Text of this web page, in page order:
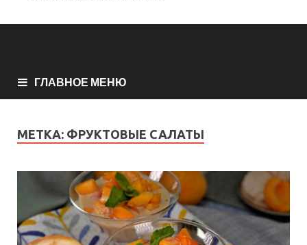
ГЛАВНОЕ МЕНЮ
МЕТКА: ФРУКТОВЫЕ САЛАТЫ